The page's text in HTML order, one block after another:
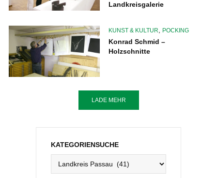
Landkreisgalerie
KUNST & KULTUR POCKING
Konrad Schmid –
Holzschnitte
LADE MEHR
KATEGORIENSUCHE